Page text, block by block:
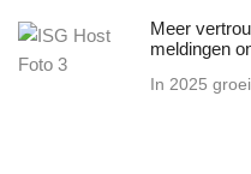
Meer
meldingen
In 2025